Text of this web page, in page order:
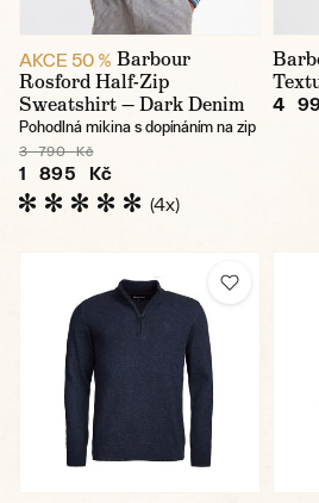
AKCE 50 % Barbour
Rosford Half-Zip
Sweatshirt — Dark Denim
Pohodlná mikina s dopínáním na zip
3 790 Kč
1 895 Kč
(4x)
4